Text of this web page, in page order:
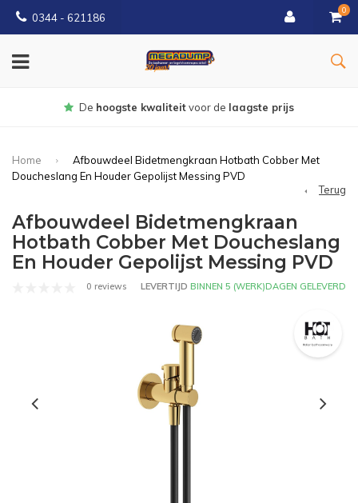
0344 - 621186
0
Gratisbezorgd vanaf € 150
Home
Afbouwdeel Bidetmengkraan Hotbath Cobber Met
Doucheslang En Houder Gepolijst Messing PVD
Terug
Afbouwdeel Bidetmengkraan
Hotbath Cobber Met Doucheslang
En Houder Gepolijst Messing PVD
0 reviews LEVERTIJD BINNEN 5 (WERK)DAGEN GELEVERD